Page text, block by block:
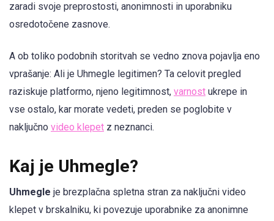
zaradi svoje preprostosti, anonimnosti in uporabniku
osredotočene zasnove.
A ob toliko podobnih storitvah se vedno znova pojavlja eno
vprašanje: Ali je Uhmegle legitimen? Ta celovit pregled
raziskuje platformo, njeno legitimnost, varnost ukrepe in
vse ostalo, kar morate vedeti, preden se poglobite v
naključno video klepet z neznanci.
Kaj je Uhmegle?
Uhmegle je brezplačna spletna stran za naključni video
klepet v brskalniku, ki povezuje uporabnike za anonimne